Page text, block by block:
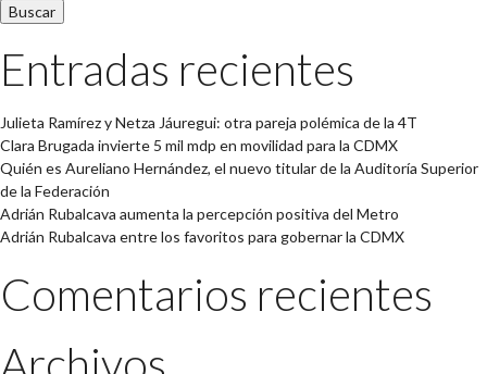
Entradas recientes
Julieta Ramírez y Netza Jáuregui: otra pareja polémica de la 4T
Clara Brugada invierte 5 mil mdp en movilidad para la CDMX
Quién es Aureliano Hernández, el nuevo titular de la Auditoría Superior
de la Federación
Adrián Rubalcava aumenta la percepción positiva del Metro
Adrián Rubalcava entre los favoritos para gobernar la CDMX
Comentarios recientes